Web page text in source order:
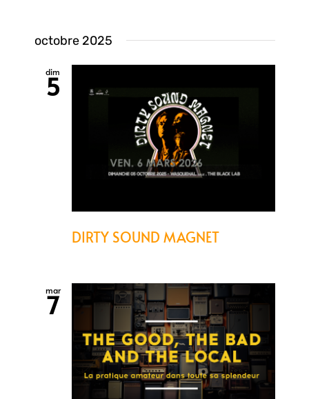
octobre 2025
dim
5
DIRTY SOUND MAGNET
mar
7